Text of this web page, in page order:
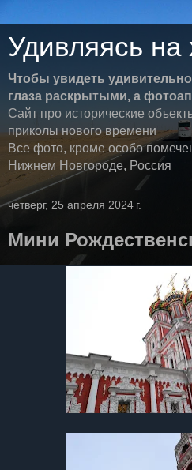
Удивляясь на
Чтобы увидеть
глаза раскрытыми, а
Сайт про исторические
приколы нового времени
Все фото, кроме особо
Нижнем Новгороде, Россия
четверг, 25 апреля 2024 г.
Мини